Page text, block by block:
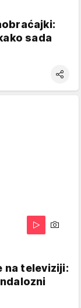
sada
na televiziji: